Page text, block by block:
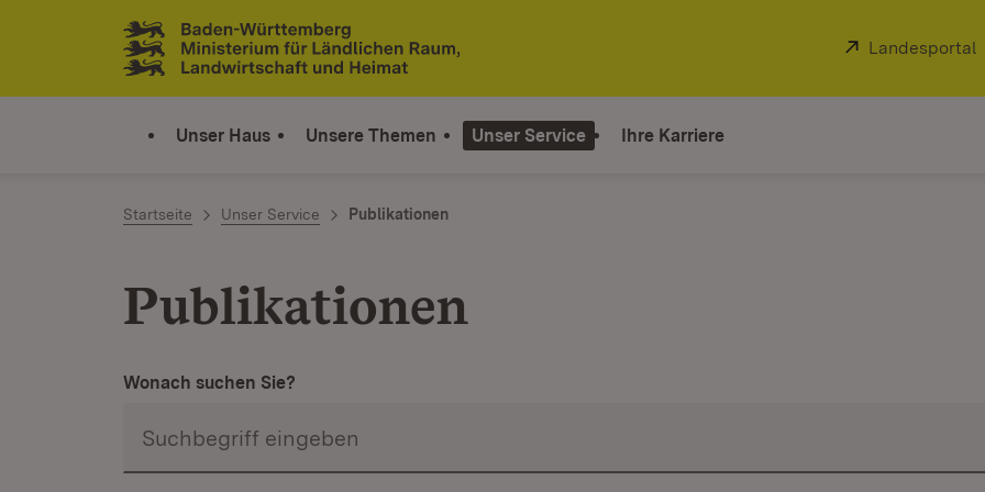
Zum Inhalt springen
Link zur Startseite
Extern:
Landesportal
Unser Haus Unsere Themen Unser Service Ihre Karriere
Startseite Unser Service Publikationen
Publikationen
Wonach suchen Sie?